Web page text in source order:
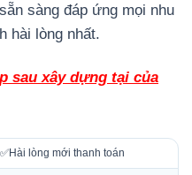
sàng đáp ứng mọi nhu
hài lòng nhất.
sau xây dựng tại của
✅Hài lòng mới thanh toán